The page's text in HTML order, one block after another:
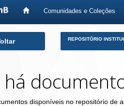
Comunidades e Coleções
REPOSITÓRIO
há
disponíveis no repositório de